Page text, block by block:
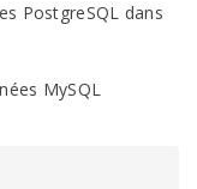
PostgreSQL dans
MySQL